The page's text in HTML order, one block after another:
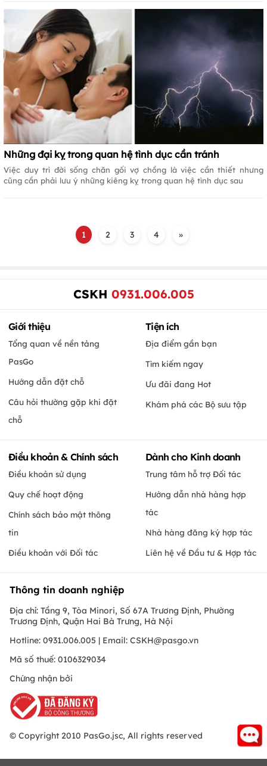
Những đại kỵ trong quan hệ tình dục cần tránh
Việc duy trì đời sống chăn gối vợ chồng là việc cần thiết nhưng
cũng cần phải lưu ý những kiêng kỵ trong quan hệ tình dục sau
1 2 3 4 »
CSKH 0931.006.005
Giới thiệu
Tổng quan về nền tảng
PasGo
Hướng dẫn đặt chỗ
Câu hỏi thường gặp khi đặt
chỗ
Tiện ích
Địa điểm gần bạn
Tìm kiếm ngay
Ưu đãi đang Hot
Khám phá các Bộ sưu tập
Điều khoản & Chính sách
Điều khoản sử dụng
Quy chế hoạt động
Chính sách bảo mật thông
tin
Điều khoản với Đối tác
Dành cho Kinh doanh
Trung tâm hỗ trợ Đối tác
Hướng dẫn nhà hàng hợp
tác
Nhà hàng đăng ký hợp tác
Liên hệ về Đầu tư & Hợp tác
Thông tin doanh nghiệp
Địa chỉ: Tầng 9, Tòa Minori, Số 67A Trương Định, Phường
Trương Định, Quận Hai Bà Trưng, Hà Nội
Hotline: 0931.006.005 | Email: CSKH@pasgo.vn
Mã số thuế: 0106329034
Chứng nhận bởi
© Copyright 2010 PasGo.jsc, All rights reserved